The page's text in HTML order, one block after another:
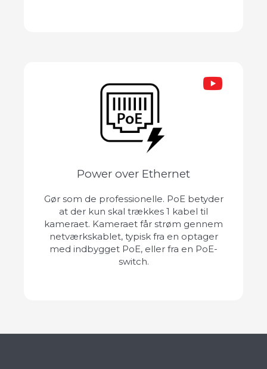
Power over Ethernet
Gør som de professionelle. PoE betyder
at der kun skal trækkes 1 kabel til
kameraet. Kameraet får strøm gennem
netværkskablet, typisk fra en optager
med indbygget PoE, eller fra en PoE-
switch.